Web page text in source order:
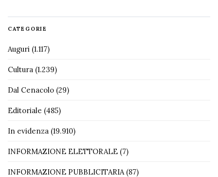
CATEGORIE
Auguri (1.117)
Cultura (1.239)
Dal Cenacolo (29)
Editoriale (485)
In evidenza (19.910)
INFORMAZIONE ELETTORALE (7)
INFORMAZIONE PUBBLICITARIA(87)